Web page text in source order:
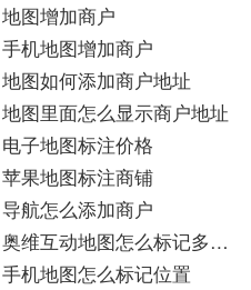
地图增加商户
手机地图增加商户
地图如何添加商户地址
地图里面怎么显示商户地址
电子地图标注价格
苹果地图标注商铺
导航怎么添加商户
奥维互动地图怎么标记多个
小红地点
手机地图怎么标记位置